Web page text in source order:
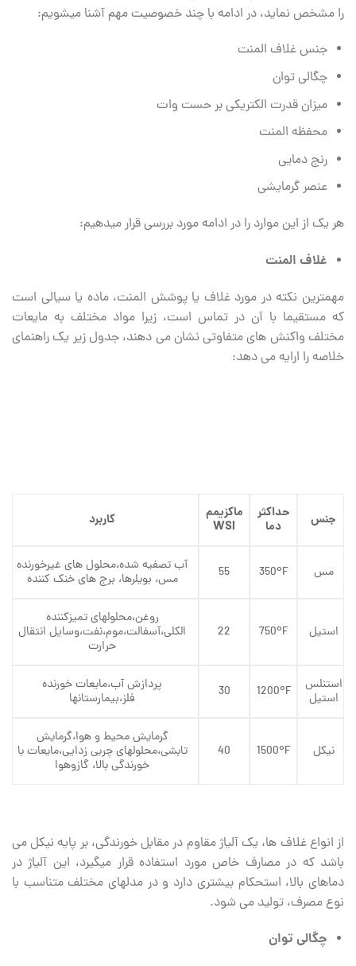
را مشخص نماید، در ادامه با چند خصوصیت مهم آشنا می‏شویم:
جنس غلاف المنت
چگالی توان
میزان قدرت الکتریکی بر حست وات
محفظه المنت
رنج دمایی
عنصر گرمایشی
هر یک از این موارد را در ادامه مورد بررسی قرار می‏دهیم:
غلاف المنت
مهمترین نکته در مورد غلاف یا پوشش المنت، ماده یا سیالی است
که مستقیما با آن در تماس است، زیرا مواد مختلف به مایعات
مختلف واکنش های متفاوتی نشان می ‏دهند، جدول زیر یک راهنمای
خلاصه را ارایه می دهد:
جنس
حداکثر
دما
ماکزیمم
WSI
کاربرد
مس 350ºF
55
آب تصفیه شده،محلول های غیرخورنده
مس، بویلرها، برج های خنک کننده
استیل 750ºF
22
روغن،محلولهای تمیزکننده
الکلی،آسفالت،موم،نفت،وسایل انتقال
حرارت
استنلس
استیل
1200ºF
30
پردازش آب،مایعات خورنده
فلز،بیمارستانها
نیکل 1500ºF
40
گرمایش محیط و هوا،گرمایش
تابشی،محلولهای چربی زدایی،مایعات با
خورندگی بالا، گازوهوا
از انواع غلاف ‏ها، یک آلیاژ مقاوم در مقابل خورندگی، بر پایه نیکل می‏
باشد که در مصارف خاص مورد استفاده قرار می‏گیرد، این آلیاژ در
دماهای بالا، استحکام بیشتری دارد و در مدلهای مختلف متناسب با
نوع مصرف، تولید می ‏شود.
چگالی توان